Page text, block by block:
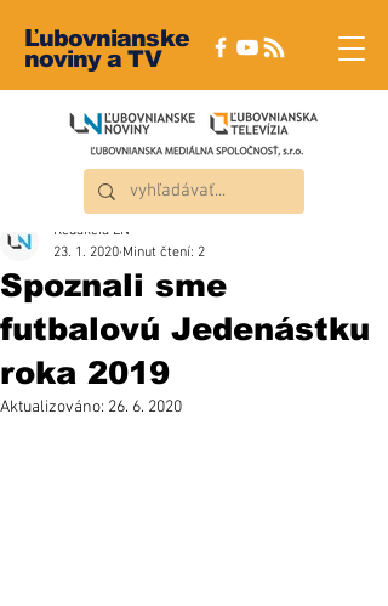
Ľubovnianske
noviny a TV
Spoznali sme
futbalovú Jedenástku
roka 2019
Redakcia ĽN
23. 1. 2020 Minut čtení: 2
Aktualizováno: 26. 6. 2020